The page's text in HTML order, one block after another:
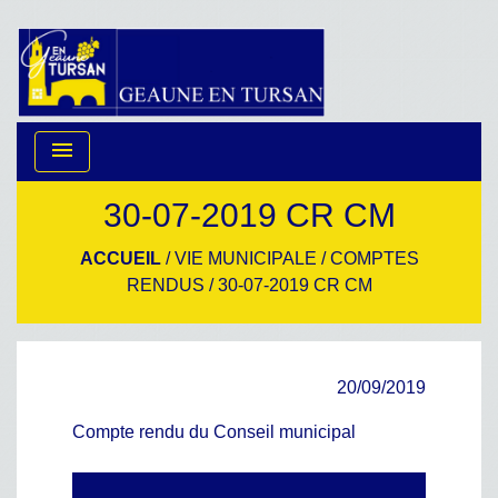
menu
30-07-2019 CR CM
ACCUEIL/VIE MUNICIPALE /COMPTES
RENDUS /30-07-2019 CR CM
20/09/2019
Compte rendu du Conseil municipal